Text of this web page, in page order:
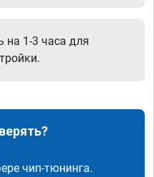
на 1-3 часа для
чип-тюнинга.